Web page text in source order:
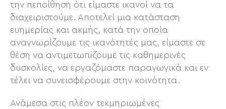
την πεποίθηση ότι είμαστε ικανοί να τα
διαχειριστούμε. Αποτελεί μια κατάσταση
ευημερίας και ακμής, κατά την οποία
αναγνωρίζουμε τις ικανότητές μας, είμαστε σε
θέση να αντιμετωπίζουμε τις καθημερινές
δυσκολίες, να εργαζόμαστε παραγωγικά και εν
τέλει να συνεισφέρουμε στην κοινότητα.
Ανάμεσα στις πλέον τεκμηριωμένες